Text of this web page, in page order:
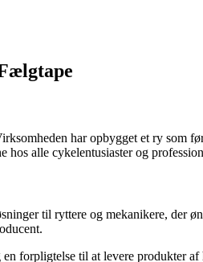
har opbygget et ry som
alle cykelentusiaster og
til ryttere og mekanikere, der
forpligtelse til at levere produkter